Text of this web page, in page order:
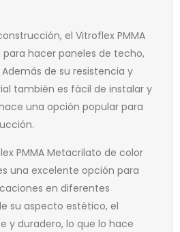
el Vitroflex PMMA
hacer paneles de techo,
de su resistencia y
también es fácil de instalar y
una opción popular para
PMMA Metacrilato de color
una excelente opción para
en diferentes
su aspecto estético, el
y duradero, lo que lo hace